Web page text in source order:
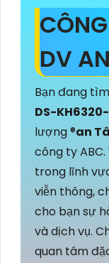
DV
Bạn đang
DS-KH6320-
lượng ®️an
công ty
trong lĩnh
viễn thông,
cho bạn sự
và dịch vụ.
quan tâm